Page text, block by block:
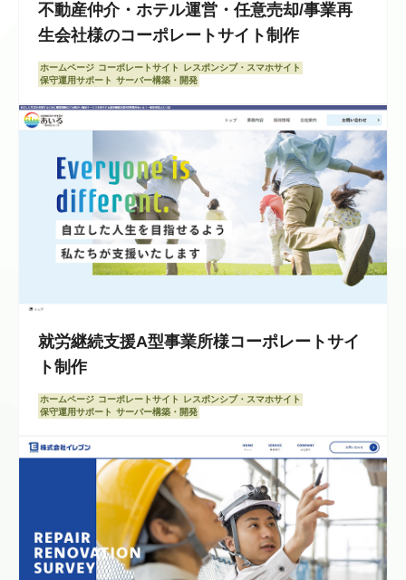
不動産仲介・ホテル運営・任意売却/事業再
生会社様のコーポレートサイト制作
ホームページ コーポレートサイト
レスポンシブ・スマホサイト
保守運用サポート サーバー構築・開発
就労継続支援A型事業所様コーポレートサイ
ト制作
ホームページ コーポレートサイト
レスポンシブ・スマホサイト
保守運用サポート サーバー構築・開発